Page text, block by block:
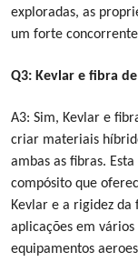
exploradas, as
um forte
Q3: Kevlar e fibra
A3: Sim, Kevlar e
criar materiais
ambas as fibras.
compósito que
Kevlar e a rigidez da
aplicações em
equipamentos